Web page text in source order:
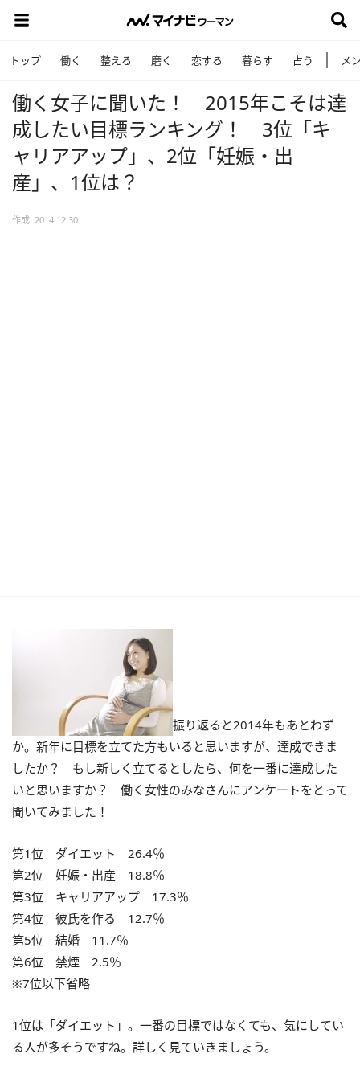
トップ 働く 整える 磨く 恋する 暮らす 占う メ
働く女子に聞いた！ 2015年こそは達
成したい目標ランキング！ 3位「キ
ャリアアップ」、2位「妊娠・出
産」、1位は？
作成: 2014.12.30
振り返ると2014年もあとわず
か。新年に目標を立てた方もいると思いますが、達成できま
したか？ もし新しく立てるとしたら、何を一番に達成した
いと思いますか？ 働く女性のみなさんにアンケートをとって
聞いてみました！
第1位 ダイエット 26.4％
第2位 妊娠・出産 18.8％
第3位 キャリアアップ 17.3％
第4位 彼氏を作る 12.7％
第5位 結婚 11.7％
第6位 禁煙 2.5％
※7位以下省略
1位は「ダイエット」。一番の目標ではなくても、気にしてい
る人が多そうですね。詳しく見ていきましょう。